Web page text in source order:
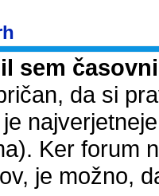
sem
da si
Ker forum
je možno,